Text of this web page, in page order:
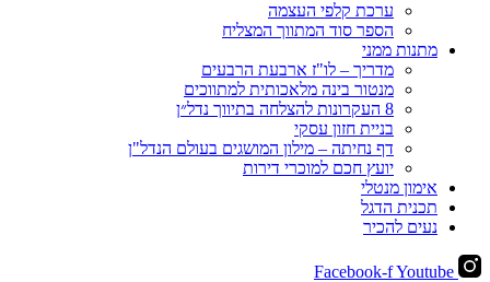
ערכת קלפי העצמה
הספר סוד המתווך המצליח
מתנות ממני
מדריך – לו"ז ארבעת הרבעים
מנטור בינה מלאכותית למתווכים
8 העקרונות להצלחה בתיווך נדל״ן
בניית חזון עסקי
דף נחיתה – מילון המושגים בעולם הנדל"ן
יועץ חכם למוכרי דירות
אימון מנטלי
תכנית הדגל
נעים להכיר
Facebook-fYoutube